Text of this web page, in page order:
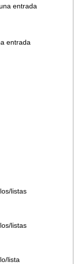
entrada
entrada
listas
listas
lista